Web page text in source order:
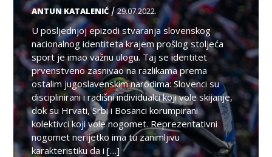
ANTUN KATALENIĆ /29.07.2022.
U posljednjoj epizodi stvaranja slovenskog
nacionalnog identiteta krajem prošlog stoljeća
sport je imao važnu ulogu. Taj se identitet
prvenstveno zasnivao na razlikama prema
ostalim jugoslavenskim narodima: Slovenci su
disciplinirani i radišni individualci koji vole skijanje,
dok su Hrvati, Srbi i Bosanci korumpirani
kolektivci koji vole nogomet. Reprezentativni
nogomet nerijetko ima tu zanimljivu
karakteristiku da i […]